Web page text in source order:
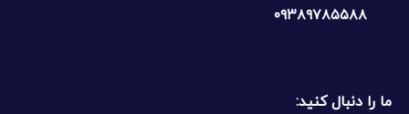
۰۹۳۸۹۷۸۵۵۸۸
ما را دنبال کنید: